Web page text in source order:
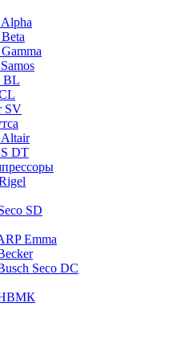
BL
SV
Altair
DT
SD
Emma
Seco DC
НВМК